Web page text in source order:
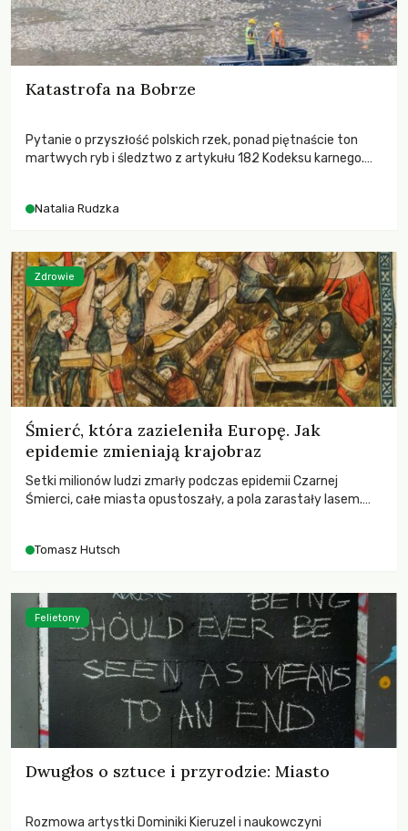
Katastrofa na Bobrze
Pytanie o przyszłość polskich rzek, ponad piętnaście ton
martwych ryb i śledztwo z artykułu 182 Kodeksu karnego.
zdarzeń prowadzących do biologicznej śmierci rzeki.
Natalia Rudzka
Śmierć, która zazieleniła Europę. Jak
epidemie zmieniają krajobraz
Setki milionów ludzi zmarły podczas epidemii Czarnej
Śmierci, całe miasta opustoszały, a pola zarastały lasem.
największych katastrof w swoich dziejach.
Tomasz Hutsch
Zdrowie
Dwugłos o sztuce i przyrodzie: Miasto
Rozmowa artystki Dominiki Kieruzel i naukowczyni
Felietony